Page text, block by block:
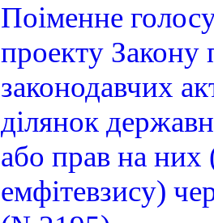
Поіменне
проекту Закону
законодавчих
ділянок
або прав на них
емфітевзису)